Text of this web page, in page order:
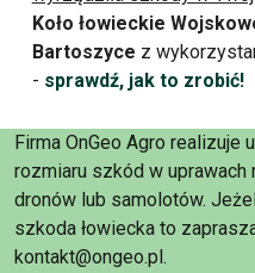
Koło łowieckie
Bartoszyce z
- sprawdź, jak to zrobić!
Firma OnGeo Agro realizuje
rozmiaru szkód w
dronów lub samolotów.
szkoda łowiecka to
kontakt@ongeo.pl.